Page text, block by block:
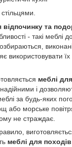
відпочинку та
- такі меблі
використовувати їх
меблі
і
за будь-яких
або морське
не страждає.
меблі для походів